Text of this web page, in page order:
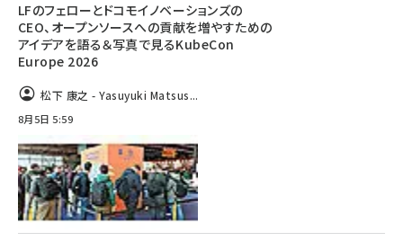
LFのフェローとドコモイノベーションズの
CEO、オープンソースへの貢献を増やすための
アイデアを語る＆写真で見るKubeCon
Europe 2026
松下 康之 - Yasuyuki Matsus...
8月5日 5:59